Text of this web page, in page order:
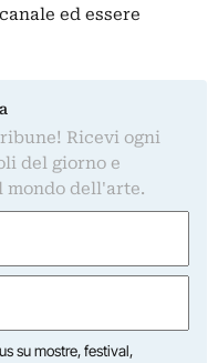
ed essere
Ricevi ogni
del giorno e
mondo dell'arte.
su mostre, festival,